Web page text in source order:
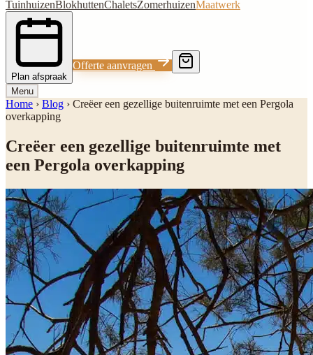
TuinhuizenBlokhuttenChaletsZomerhuizenMaatwerk
Plan afspraak
Offerte aanvragen
Menu
Home › Blog › Creëer een gezellige buitenruimte met een Pergola
overkapping
Creëer een gezellige buitenruimte met
een Pergola overkapping